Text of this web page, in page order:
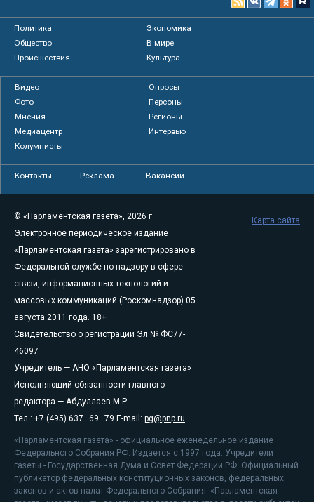
Политика
Экономика
Общество
В мире
Происшествия
Культура
Видео
Опросы
Фото
Персоны
Мнения
Регионы
Медиацентр
Интервью
Колумнисты
Контакты Реклама Вакансии
© «Парламентская газета», 2026 г.
Электронное периодическое издание
«Парламентская газета» зарегистрировано в
Федеральной службе по надзору в сфере
связи, информационных технологий и
массовых коммуникаций (Роскомнадзор) 05
августа 2011 года. 18+
Свидетельство о регистрации Эл № ФС77-
46097
Учредитель — АНО «Парламентская газета»
Исполняющий обязанности главного
редактора — Абдуллаев М.Р.
Тел.: +7 (495) 637–69–79 E-mail: pg@pnp.ru
«Парламентская газета» - официальное еженедельное издание
Федерального Собрания РФ. Издается с 1997 года. Учредители
газеты - Государственная Дума и Совет Федерации РФ. Официальный
публикатор федеральных конституционных законов, федеральных
законов и актов палат Федерального Собрания. «Парламентская
Карта сайта